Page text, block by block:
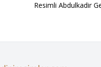
Resimli Abdulkadir